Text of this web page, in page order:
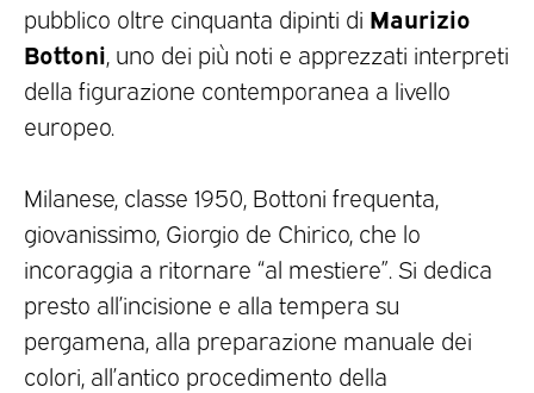
pubblico oltre cinquanta dipinti di Maurizio
Bottoni, uno dei più noti e apprezzati interpreti
della figurazione contemporanea a livello
europeo.
Milanese, classe 1950, Bottoni frequenta,
giovanissimo, Giorgio de Chirico, che lo
incoraggia a ritornare “al mestiere”. Si dedica
presto all’incisione e alla tempera su
pergamena, alla preparazione manuale dei
colori, all’antico procedimento della